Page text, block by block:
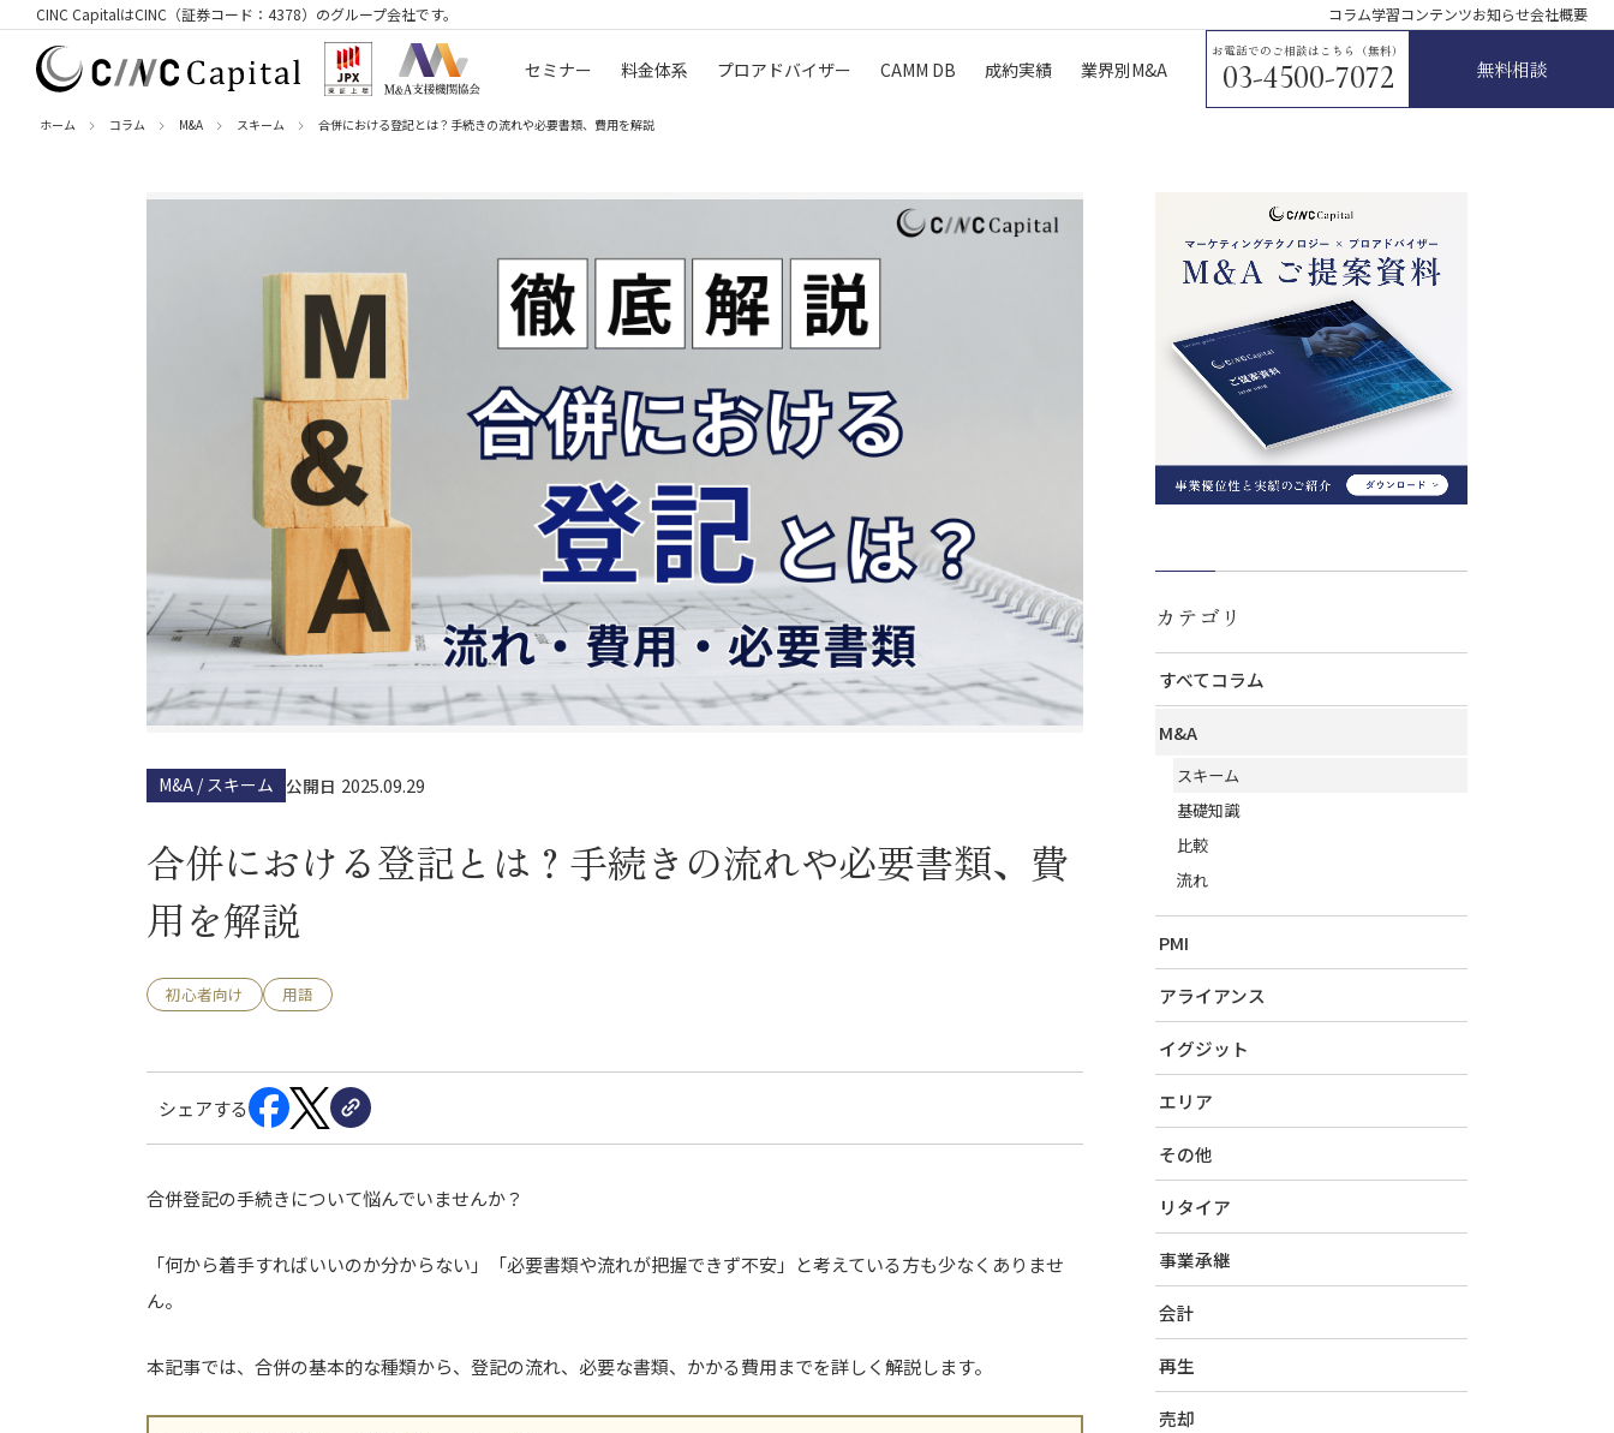
CINC CapitalはCINC（証券コード：4378）のグループ会社です。 コラム学習コンテンツお知らせ会社概要
セミナー 料金体系 プロアドバイザー CAMM DB 成約実績 業界別M&A
お電話でのご相談はこちら（無料）
03-4500-7072 無料相談
ホーム コラム M&A スキーム 合併における登記とは？手続きの流れや必要書類、費用を解説
M&A / スキーム 公開日 2025.09.29
合併における登記とは？手続きの流れや必要書類、費
用を解説
初心者向け 用語
シェアする
合併登記の手続きについて悩んでいませんか？
「何から着手すればいいのか分からない」「必要書類や流れが把握できず不安」と考えている方も少なくありませ
ん。
本記事では、合併の基本的な種類から、登記の流れ、必要な書類、かかる費用までを詳しく解説します。
カテゴリ
すべてコラム
M&A
スキーム
基礎知識
比較
流れ
PMI
アライアンス
イグジット
エリア
その他
リタイア
事業承継
会計
再生
売却